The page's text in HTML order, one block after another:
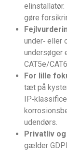
elinstallatør.
gøre
under‑
undersøger
CAT5e/
For lille
tæt på
udendørs.
Privatliv
gælder